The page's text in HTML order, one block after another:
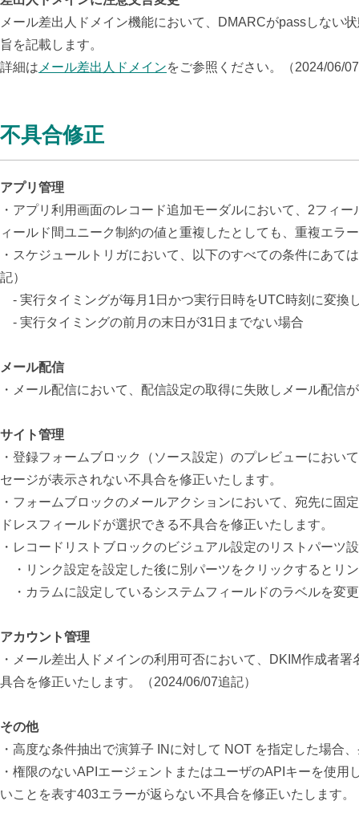
メール差出人ドメイン機能において、DMARCがpassしない
旨を記載します。
詳細は メール差出人ドメインをご参照ください。（2024/06/
不具合修正
アプリ管理
・ アプリ利用画面のレコード追加モーダルにおいて、2フィ
ィールド間ユニーク制約の値と重複したとしても、重複エラ
・スケジュールトリガにおいて、以下のすべての条件にあ
記）
- 実行タイミングが毎月1日かつ実行日時をUTC時刻に変換
- 実行タイミングの前月の末日が31日までない場合
メール配信
・メール配信において、配信設定の取得に失敗しメール配
サイト管理
・登録フォームブロック（ソース設定）のプレビューにお
セージが表示されない不具合を修正いたします。
・フォームブロックのメールアクションにおいて、宛先に
ドレスフィールドが選択できる不具合を修正いたします。
・レコードリストブロックのビジュアル設定のリストパーツ
・リンク設定を設定した後に別パーツをクリックするとリ
・カラムに設定しているシステムフィールドのラベルを変
アカウント管理
・メール差出人ドメインの利用可否において、DKIM作成者
具合を修正いたします。（2024/06/07追記）
その他
・高度な条件抽出で演算子 INに対して NOT を指定した場合
・権限のないAPIエージェントまたはユーザのAPIキーを使
いことを表す403エラーが返らない不具合を修正いたします。